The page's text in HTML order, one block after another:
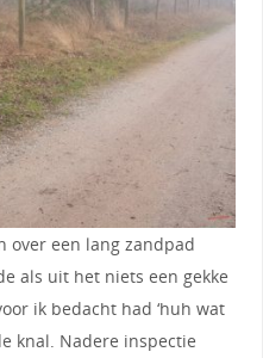
over een lang zandpad
als uit het niets een gekke
ik bedacht had ‘huh wat
knal. Nadere inspectie